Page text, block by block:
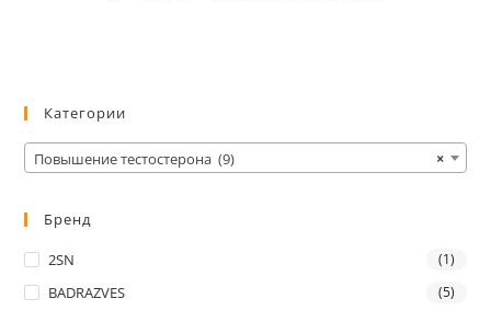
Категории
×
Повышение тестостерона (9)
Бренд
2SN (1)
BADRAZVES (5)